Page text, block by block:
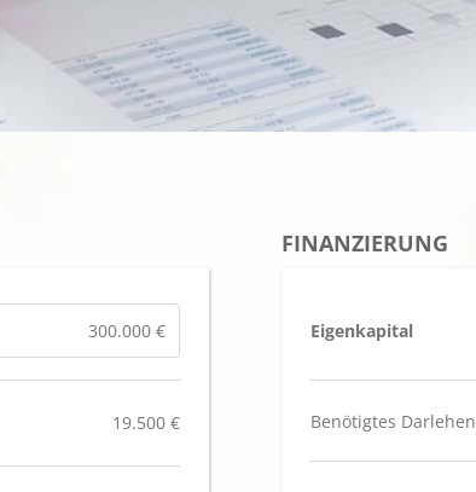
19.500 €
FINANZIERUNG
Eigenkapital
Benötigtes Darlehen